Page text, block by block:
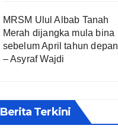
MRSM Ulul Albab Tanah
Merah dijangka mula bina
sebelum April tahun depan
– Asyraf Wajdi
Berita Terkini